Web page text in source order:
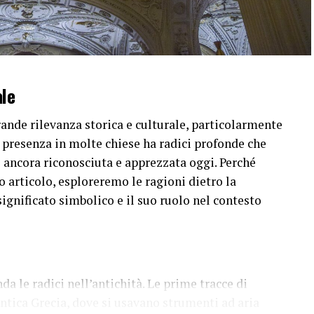
rilevanza storica e culturale, particolarmente
in molte chiese ha radici profonde che
riconosciuta e apprezzata oggi. Perché
articolo, esploreremo le ragioni dietro la
simbolico e il suo ruolo nel contesto
le radici nell’antichità. Le prime tracce di